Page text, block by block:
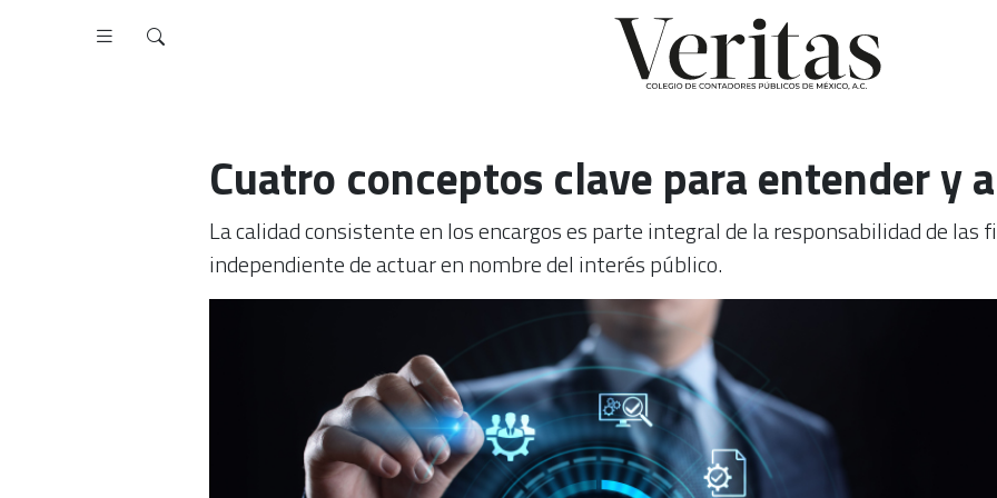
Cuatro conceptos clave para entender y
La calidad consistente en los encargos es parte integral de la responsabilidad de las
independiente de actuar en nombre del interés público.